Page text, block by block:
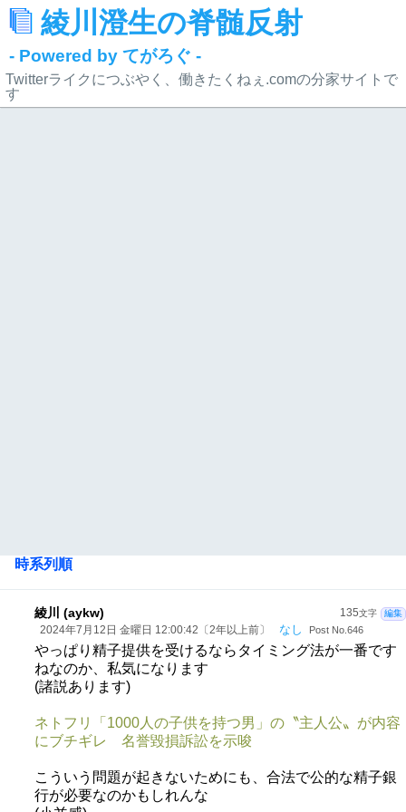
綾川澄生の脊髄反射
- Powered by てがろぐ -
Twitterライクにつぶやく、働きたくねぇ.comの分家サイトで
す
時系列順
135文字 編集
綾川 (aykw)
2024年7月12日 金曜日 12:00:42〔2年以上前〕 なし Post No.646
やっぱり精子提供を受けるならタイミング法が一番です
ねなのか、私気になります
(諸説あります)
ネトフリ「1000人の子供を持つ男」の〝主人公〟が内容
にブチギレ 名誉毀損訴訟を示唆
こういう問題が起きないためにも、合法で公的な精子銀
行が必要なのかもしれんな